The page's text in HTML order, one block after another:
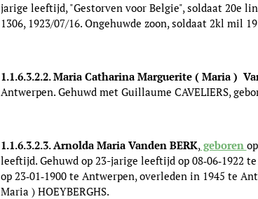
jarige leeftijd, "Gestorven voor Belgie", soldaat 20e
1306, 1923/07/16. Ongehuwde zoon, soldaat 2kl mil
1.1.6.3.2.2. Maria Catharina Marguerite ( Maria )
Antwerpen. Gehuwd met Guillaume CAVELIERS,
1.1.6.3.2.3. Arnolda Maria Vanden BERK,geboren
leeftijd. Gehuwd op 23-jarige leeftijd op 08‑06‑1922
op 23‑01‑1900 te Antwerpen, overleden in 1945 te
Maria ) HOEYBERGHS.